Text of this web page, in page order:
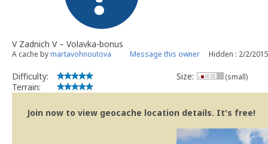
V Zadnich V – Volavka-bonus
A cache bymartavohnoutova Message this owner Hidden : 2/2/2015
Difficulty:
Terrain:
Size: (small)
Join now to view geocache location details. It's free!